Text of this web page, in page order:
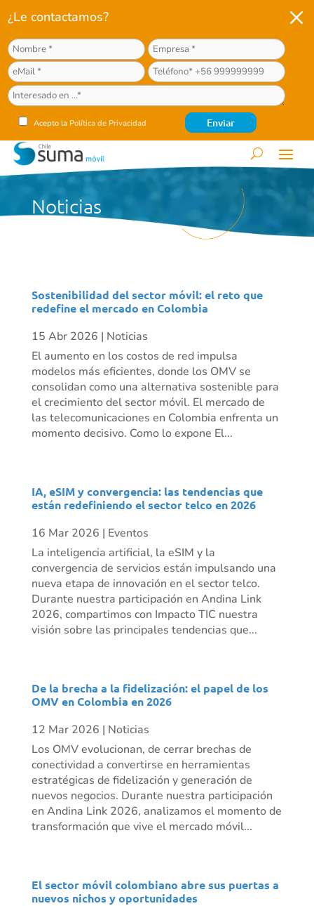
¿Le contactamos?
Acepto la Política de Privacidad
M
Noticias
Sostenibilidad del sector móvil: el reto que
redefine el mercado en Colombia
15 Abr 2026 | Noticias
El aumento en los costos de red impulsa
modelos más eficientes, donde los OMV se
consolidan como una alternativa sostenible para
el crecimiento del sector móvil. El mercado de
las telecomunicaciones en Colombia enfrenta un
momento decisivo. Como lo expone El...
IA, eSIM y convergencia: las tendencias que
están redefiniendo el sector telco en 2026
16 Mar 2026 | Eventos
La inteligencia artificial, la eSIM y la
convergencia de servicios están impulsando una
nueva etapa de innovación en el sector telco.
Durante nuestra participación en Andina Link
2026, compartimos con Impacto TIC nuestra
visión sobre las principales tendencias que...
De la brecha a la fidelización: el papel de los
OMV en Colombia en 2026
12 Mar 2026 | Noticias
Los OMV evolucionan, de cerrar brechas de
conectividad a convertirse en herramientas
estratégicas de fidelización y generación de
nuevos negocios. Durante nuestra participación
en Andina Link 2026, analizamos el momento de
transformación que vive el mercado móvil...
El sector móvil colombiano abre sus puertas a
nuevos nichos y oportunidades